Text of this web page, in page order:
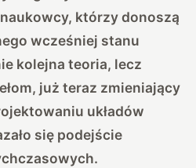
którzy donoszą
wcześniej stanu
kolejna teoria, lecz
już teraz zmieniający
układów
się podejście